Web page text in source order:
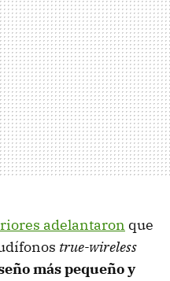
adelantaron que
true-wireless
más pequeño y